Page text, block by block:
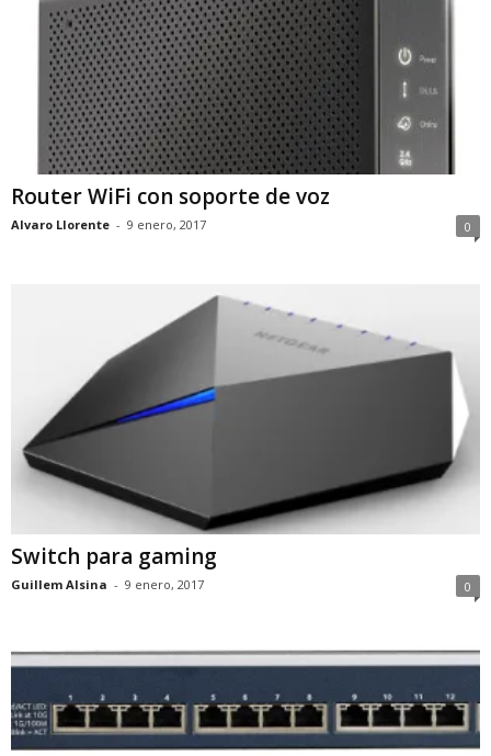
Router WiFi con soporte de voz
Alvaro Llorente - 9 enero, 2017 0
Switch para gaming
Guillem Alsina - 9 enero, 2017 0